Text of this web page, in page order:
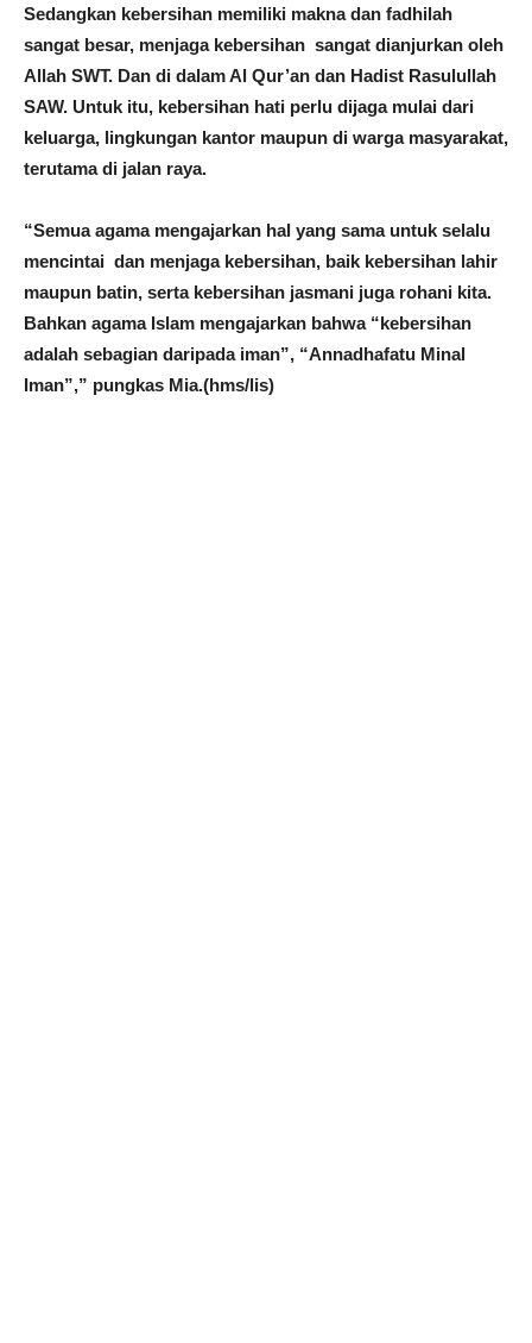
Sedangkan kebersihan memiliki makna dan fadhilah
sangat besar, menjaga kebersihan sangat dianjurkan oleh
Allah SWT. Dan di dalam Al Qur’an dan Hadist Rasulullah
SAW. Untuk itu, kebersihan hati perlu dijaga mulai dari
keluarga, lingkungan kantor maupun di warga masyarakat,
terutama di jalan raya.
“Semua agama mengajarkan hal yang sama untuk selalu
mencintai dan menjaga kebersihan, baik kebersihan lahir
maupun batin, serta kebersihan jasmani juga rohani kita.
Bahkan agama Islam mengajarkan bahwa “kebersihan
adalah sebagian daripada iman”, “Annadhafatu Minal
Iman”,” pungkas Mia.(hms/lis)